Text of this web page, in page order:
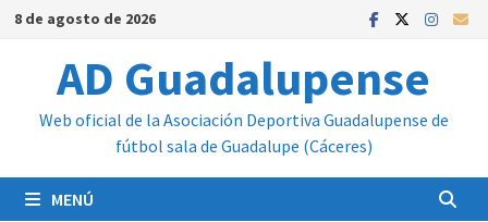
Saltar
contenido
8 de agosto de 2026
AD Guadalupense
Web oficial de la Asociación Deportiva Guadalupense de
fútbol sala de Guadalupe (Cáceres)
MENÚ